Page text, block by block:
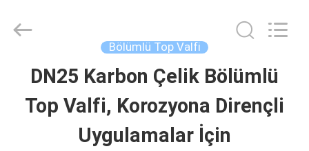
EVDE
valve
Bölümlü Top Valfi
DN25 Karbon Çelik Bölümlü
Top Valfi, Korozyona Dirençli
Uygulamalar İçin